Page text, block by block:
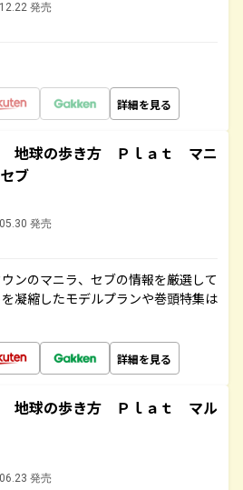
発売
詳細を見る
地球の歩き方 Ｐｌａｔ マニ
ブ
発売
ンのマニラ、セブの情報を厳選して
凝縮したモデルプランや巻頭特集は
詳細を見る
地球の歩き方 Ｐｌａｔ マル
発売